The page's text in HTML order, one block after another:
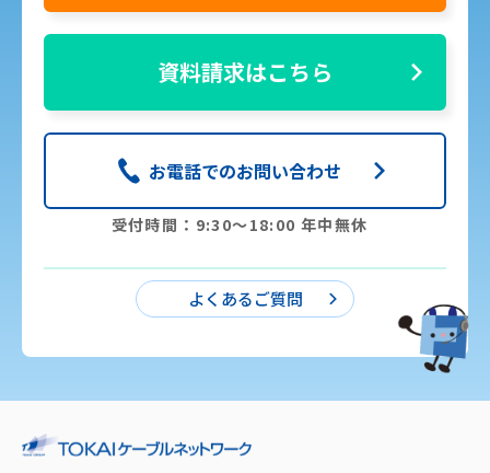
資料請求はこちら
お電話でのお問い合わせ
受付時間：9:30〜18:00 年中無休
よくあるご質問